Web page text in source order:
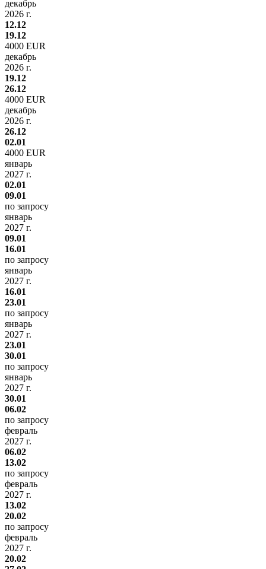
декабрь
2026 г.
12.12
19.12
4000 EUR
декабрь
2026 г.
19.12
26.12
4000 EUR
декабрь
2026 г.
26.12
02.01
4000 EUR
январь
2027 г.
02.01
09.01
по запросу
январь
2027 г.
09.01
16.01
по запросу
январь
2027 г.
16.01
23.01
по запросу
январь
2027 г.
23.01
30.01
по запросу
январь
2027 г.
30.01
06.02
по запросу
февраль
2027 г.
06.02
13.02
по запросу
февраль
2027 г.
13.02
20.02
по запросу
февраль
2027 г.
20.02